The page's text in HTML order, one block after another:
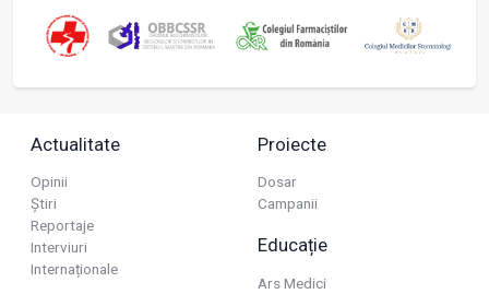
Actualitate
Opinii
Știri
Reportaje
Interviuri
Internaționale
Proiecte
Dosar
Campanii
Educație
Ars Medici